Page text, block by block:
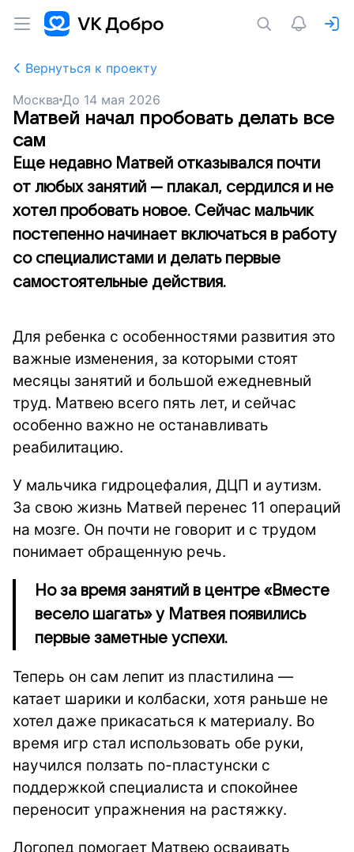
Вернуться к проекту
Москва До 14 мая 2026
Матвей начал пробовать делать все
сам
Еще недавно Матвей отказывался почти
от любых занятий — плакал, сердился и не
хотел пробовать новое. Сейчас мальчик
постепенно начинает включаться в работу
со специалистами и делать первые
самостоятельные действия.
Для ребенка с особенностями развития это
важные изменения, за которыми стоят
месяцы занятий и большой ежедневный
труд. Матвею всего пять лет, и сейчас
особенно важно не останавливать
реабилитацию.
У мальчика гидроцефалия, ДЦП и аутизм.
За свою жизнь Матвей перенес 11 операций
на мозге. Он почти не говорит и с трудом
понимает обращенную речь.
Но за время занятий в центре «Вместе
весело шагать» у Матвея появились
первые заметные успехи.
Теперь он сам лепит из пластилина —
катает шарики и колбаски, хотя раньше не
хотел даже прикасаться к материалу. Во
время игр стал использовать обе руки,
научился ползать по-пластунски с
поддержкой специалиста и спокойнее
переносит упражнения на растяжку.
Логопед помогает Матвею осваивать